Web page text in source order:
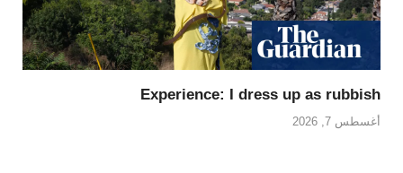
Experience: I dress up as rubbish
أغسطس 7, 2026